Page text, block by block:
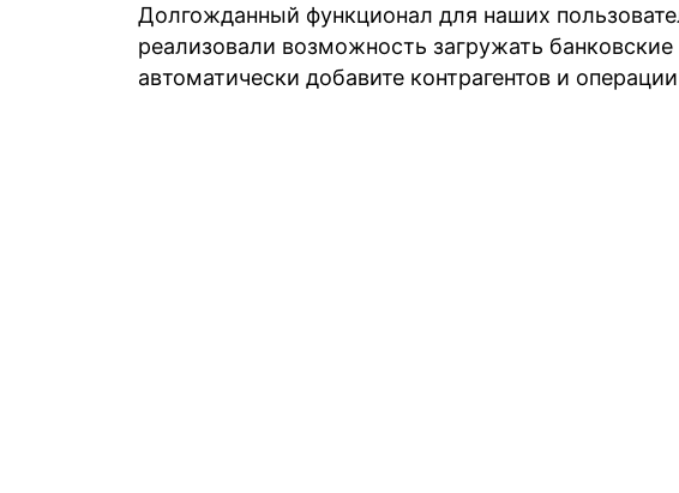
Долгожданный функционал для наших
реализовали возможность загружать
автоматически добавите контрагентов и